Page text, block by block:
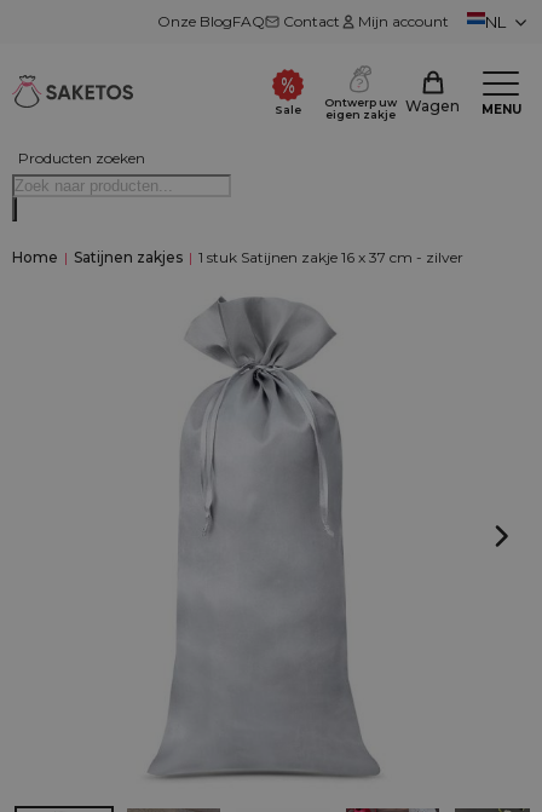
Onze BlogFAQ Contact Mijn account NL
Producten zoeken
Sale
Ontwerp uw
eigen zakje
Wagen MENU
Home | Satijnen zakjes | 1 stuk Satijnen zakje 16 x 37 cm - zilver